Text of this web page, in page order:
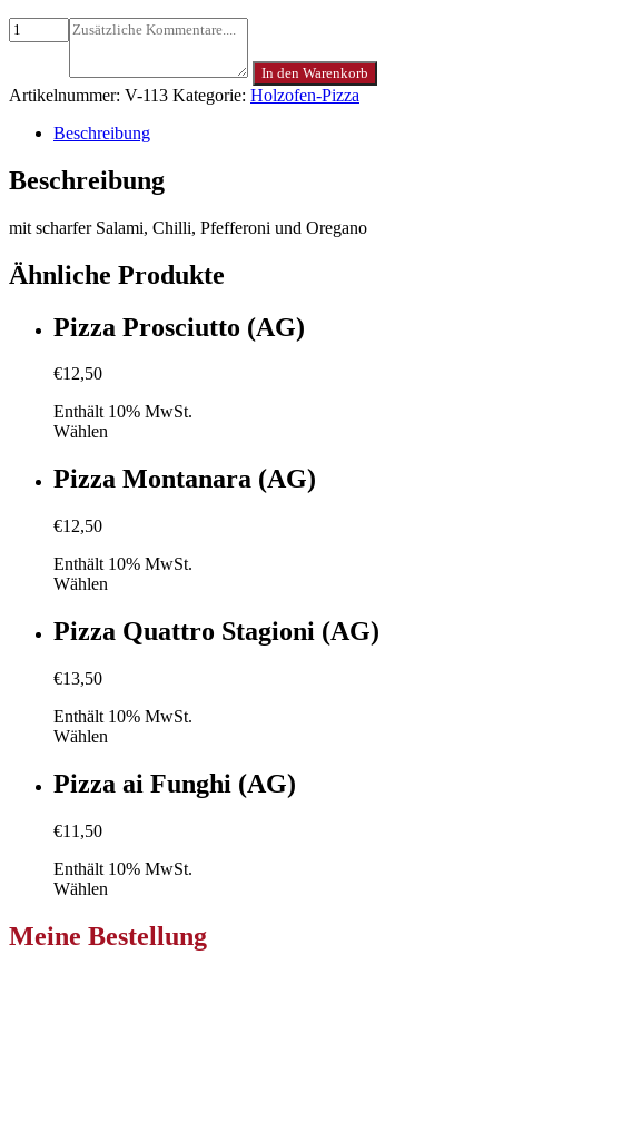
In den Warenkorb
Artikelnummer: V-113 Kategorie: Holzofen-Pizza
Beschreibung
Beschreibung
mit scharfer Salami, Chilli, Pfefferoni und Oregano
Ähnliche Produkte
Pizza Prosciutto (AG)
€12,50
Enthält 10% MwSt.
Wählen
Pizza Montanara (AG)
€12,50
Enthält 10% MwSt.
Wählen
Pizza Quattro Stagioni (AG)
€13,50
Enthält 10% MwSt.
Wählen
Pizza ai Funghi (AG)
€11,50
Enthält 10% MwSt.
Wählen
Meine Bestellung